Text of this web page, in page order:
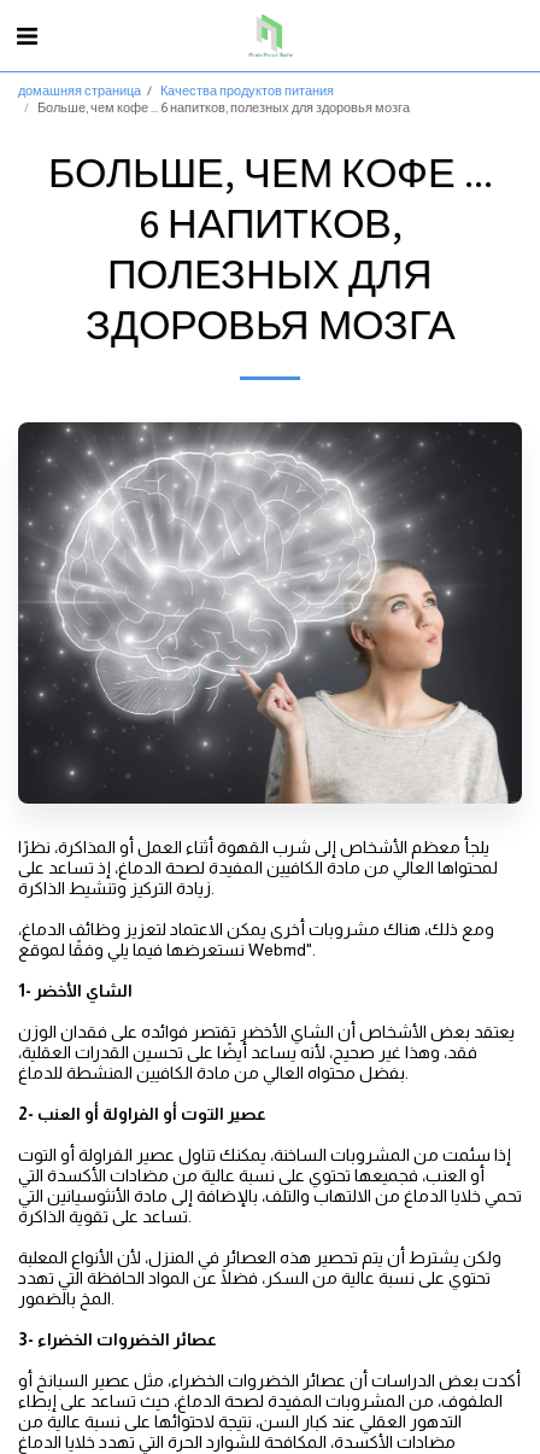
домашняя страница
Качества продуктов питания
Больше, чем кофе ... 6 напитков, полезных для здоровья мозга
БОЛЬШЕ, ЧЕМ КОФЕ ...
6 НАПИТКОВ,
ПОЛЕЗНЫХ ДЛЯ
ЗДОРОВЬЯ МОЗГА
يلجأ معظم الأشخاص إلى شرب القهوة أثناء العمل أو المذاكرة، نظرًا
لمحتواها العالي من مادة الكافيين المفيدة لصحة الدماغ، إذ تساعد على
ومع ذلك، هناك مشروبات أخرى يمكن الاعتماد لتعزيز وظائف الدماغ،
نستعرضها فيما يلي وفقًا لموقع Webmd".
1- الشاي الأخضر
يعتقد بعض الأشخاص أن الشاي الأخضر تقتصر فوائده على فقدان الوزن
فقد، وهذا غير صحيح، لأنه يساعد أيضًا على تحسين القدرات العقلية،
2- عصير التوت أو الفراولة أو العنب
إذا سئمت من المشروبات الساخنة، يمكنك تناول عصير الفراولة أو التوت
أو العنب، فجميعها تحتوي على نسبة عالية من مضادات الأكسدة التي
تحمي خلايا الدماغ من الالتهاب والتلف، بالإضافة إلى مادة الأنثوسيانين التي
ولكن يشترط أن يتم تحصير هذه العصائر في المنزل، لأن الأنواع المعلبة
تحتوي على نسبة عالية من السكر، فضلًا عن المواد الحافظة التي تهدد
3- عصائر الخضروات الخضراء
أكدت بعض الدراسات أن عصائر الخضروات الخضراء، مثل عصير السبانخ أو
الملفوف، من المشروبات المفيدة لصحة الدماغ، حيث تساعد على إبطاء
التدهور العقلي عند كبار السن، نتيجة لاحتوائها على نسبة عالية من
مضادات الأكسدة، المكافحة للشوارد الحرة التي تهدد خلايا الدماغ